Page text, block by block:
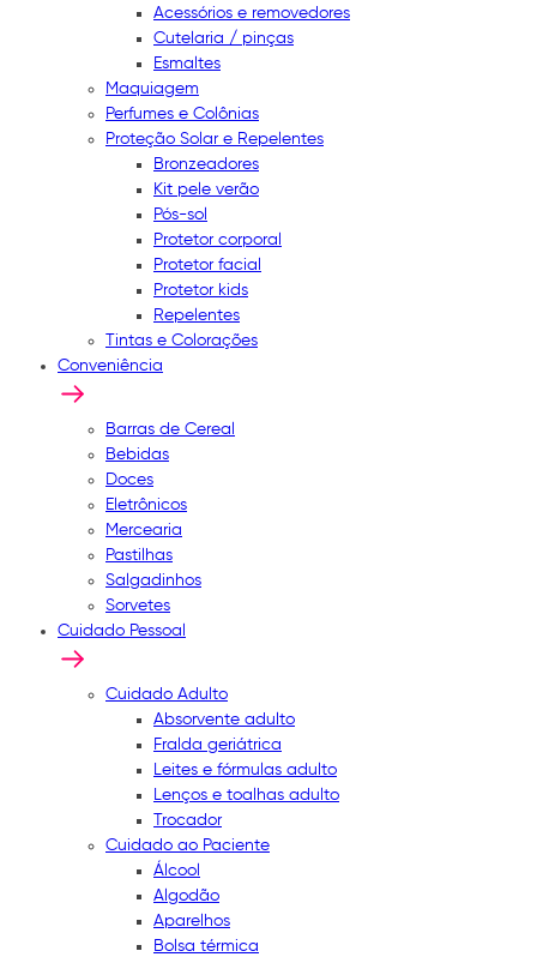
Acessórios e removedores
Cutelaria / pinças
Esmaltes
Maquiagem
Perfumes e Colônias
Proteção Solar e Repelentes
Bronzeadores
Kit pele verão
Pós-sol
Protetor corporal
Protetor facial
Protetor kids
Repelentes
Tintas e Colorações
Conveniência
Barras de Cereal
Bebidas
Doces
Eletrônicos
Mercearia
Pastilhas
Salgadinhos
Sorvetes
Cuidado Pessoal
Cuidado Adulto
Absorvente adulto
Fralda geriátrica
Leites e fórmulas adulto
Lenços e toalhas adulto
Trocador
Cuidado ao Paciente
Álcool
Algodão
Aparelhos
Bolsa térmica